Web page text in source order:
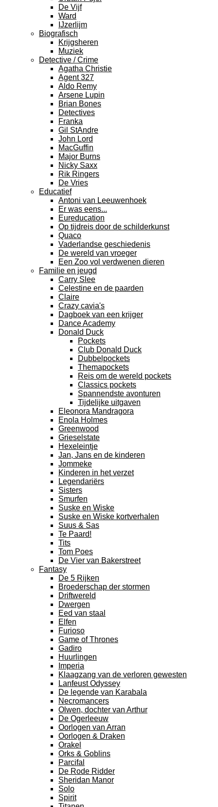
De Vijf
Ward
IJzerlijm
Biografisch
Krijgsheren
Muziek
Detective / Crime
Agatha Christie
Agent 327
Aldo Remy
Arsene Lupin
Brian Bones
Detectives
Franka
Gil StAndre
John Lord
MacGuffin
Major Burns
Nicky Saxx
Rik Ringers
De Vries
Educatief
Antoni van Leeuwenhoek
Er was eens...
Eureducation
Op tijdreis door de schilderkunst
Quaco
Vaderlandse geschiedenis
De wereld van vroeger
Een Zoo vol verdwenen dieren
Familie en jeugd
Carry Slee
Celestine en de paarden
Claire
Crazy cavia's
Dagboek van een krijger
Dance Academy
Donald Duck
Pockets
Club Donald Duck
Dubbelpockets
Themapockets
Reis om de wereld pockets
Classics pockets
Spannendste avonturen
Tijdelijke uitgaven
Eleonora Mandragora
Enola Holmes
Greenwood
Grieselstate
Hexeleintje
Jan, Jans en de kinderen
Jommeke
Kinderen in het verzet
Legendariërs
Sisters
Smurfen
Suske en Wiske
Suske en Wiske kortverhalen
Suus & Sas
Te Paard!
Tits
Tom Poes
De Vier van Bakerstreet
Fantasy
De 5 Rijken
Broederschap der stormen
Driftwereld
Dwergen
Eed van staal
Elfen
Furioso
Game of Thrones
Gadiro
Huurlingen
Imperia
Klaagzang van de verloren gewesten
Lanfeust Odyssey
De legende van Karabala
Necromancers
Olwen, dochter van Arthur
De Ogerleeuw
Oorlogen van Arran
Oorlogen & Draken
Orakel
Orks & Goblins
Parcifal
De Rode Ridder
Sheridan Manor
Solo
Spirit